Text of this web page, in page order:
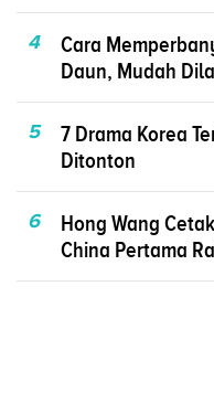
4
Cara
Daun, Mudah
5
7 Drama Korea
Ditonton
6
Hong Wang
China Pertama